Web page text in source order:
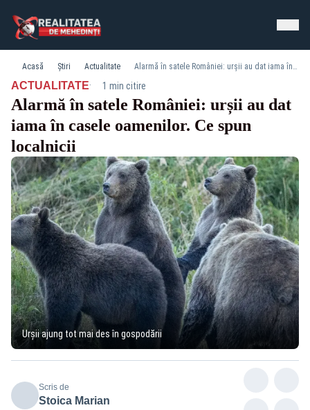
Acasă Știri Actualitate Alarmă în satele României: urșii au dat iama în casele oamenilor. Ce spun localnicii
ACTUALITATE· 1 min citire
Alarmă în satele României: urșii au dat
iama în casele oamenilor. Ce spun
localnicii
Urșii ajung tot mai des în gospodării
Scris de
Stoica Marian